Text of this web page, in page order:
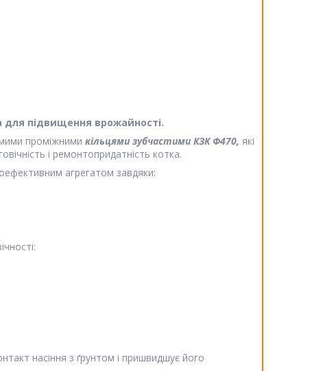
для підвищення врожайності.
проміжними кільцями зубчастими КЗК Ф470, які
і ремонтопридатність котка.
агрегатом завдяки:
насіння з ґрунтом і пришвидшує його